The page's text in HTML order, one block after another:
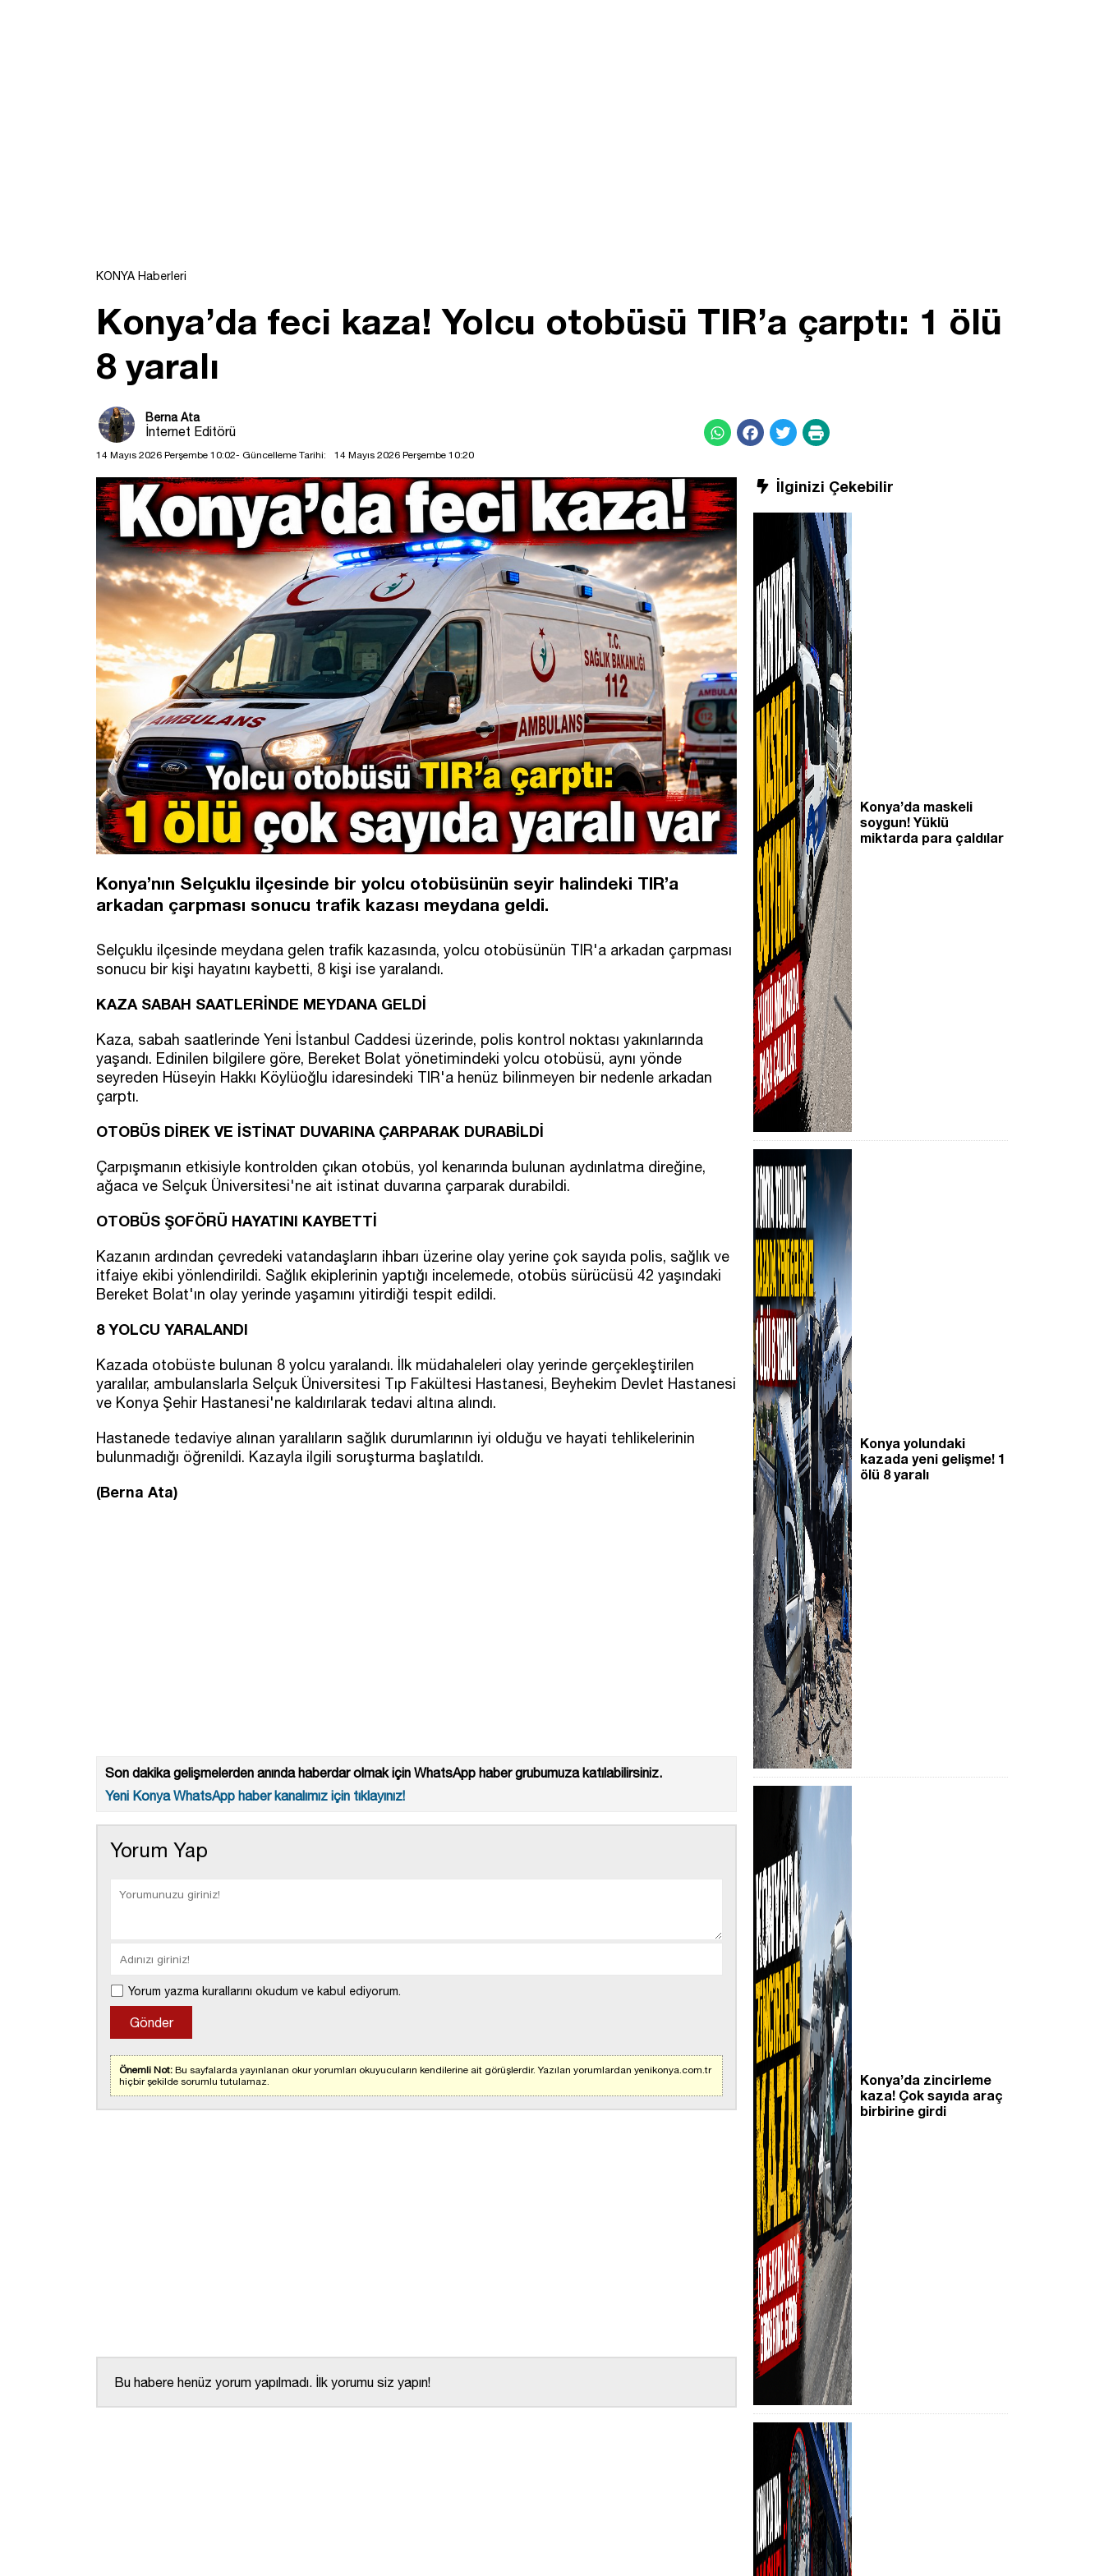
KONYA Haberleri
Konya’da feci kaza! Yolcu otobüsü TIR’a çarptı: 1 ölü
8 yaralı
Berna Ata
İnternet Editörü
14 Mayıs 2026 Perşembe 10:02- Güncelleme Tarihi: 14 Mayıs 2026 Perşembe 10:20
Konya’nın Selçuklu ilçesinde bir yolcu otobüsünün seyir halindeki TIR’a
arkadan çarpması sonucu trafik kazası meydana geldi.
Selçuklu ilçesinde meydana gelen trafik kazasında, yolcu otobüsünün TIR'a arkadan çarpması
sonucu bir kişi hayatını kaybetti, 8 kişi ise yaralandı.
KAZA SABAH SAATLERİNDE MEYDANA GELDİ
Kaza, sabah saatlerinde Yeni İstanbul Caddesi üzerinde, polis kontrol noktası yakınlarında
yaşandı. Edinilen bilgilere göre, Bereket Bolat yönetimindeki yolcu otobüsü, aynı yönde
seyreden Hüseyin Hakkı Köylüoğlu idaresindeki TIR'a henüz bilinmeyen bir nedenle arkadan
çarptı.
OTOBÜS DİREK VE İSTİNAT DUVARINA ÇARPARAK DURABİLDİ
Çarpışmanın etkisiyle kontrolden çıkan otobüs, yol kenarında bulunan aydınlatma direğine,
ağaca ve Selçuk Üniversitesi'ne ait istinat duvarına çarparak durabildi.
OTOBÜS ŞOFÖRÜ HAYATINI KAYBETTİ
Kazanın ardından çevredeki vatandaşların ihbarı üzerine olay yerine çok sayıda polis, sağlık ve
itfaiye ekibi yönlendirildi. Sağlık ekiplerinin yaptığı incelemede, otobüs sürücüsü 42 yaşındaki
Bereket Bolat'ın olay yerinde yaşamını yitirdiği tespit edildi.
8 YOLCU YARALANDI
Kazada otobüste bulunan 8 yolcu yaralandı. İlk müdahaleleri olay yerinde gerçekleştirilen
yaralılar, ambulanslarla Selçuk Üniversitesi Tıp Fakültesi Hastanesi, Beyhekim Devlet Hastanesi
ve Konya Şehir Hastanesi'ne kaldırılarak tedavi altına alındı.
Hastanede tedaviye alınan yaralıların sağlık durumlarının iyi olduğu ve hayati tehlikelerinin
bulunmadığı öğrenildi. Kazayla ilgili soruşturma başlatıldı.
(Berna Ata)
Son dakika gelişmelerden anında haberdar olmak için WhatsApp haber grubumuza katılabilirsiniz.
Yeni Konya WhatsApp haber kanalımız için tıklayınız!
Yorum Yap
Yorum yazma kurallarını okudum ve kabul ediyorum.
Önemli Not: Bu sayfalarda yayınlanan okur yorumları okuyucuların kendilerine ait görüşlerdir. Yazılan yorumlardan yenikonya.com.tr
hiçbir şekilde sorumlu tutulamaz.
Bu habere henüz yorum yapılmadı. İlk yorumu siz yapın!
İlginizi Çekebilir
Konya’da maskeli
soygun! Yüklü
miktarda para çaldılar
Konya yolundaki
kazada yeni gelişme! 1
ölü 8 yaralı
Konya’da zincirleme
kaza! Çok sayıda araç
birbirine girdi